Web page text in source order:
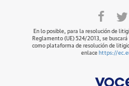
En lo posible, para la resolución de
Reglamento (UE) 524/2013, se
como plataforma de resolución de
enlace https://